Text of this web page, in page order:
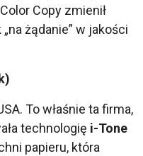
Copy zmienił
żądanie” w jakości
To właśnie ta firma,
technologię i-Tone
papieru, która